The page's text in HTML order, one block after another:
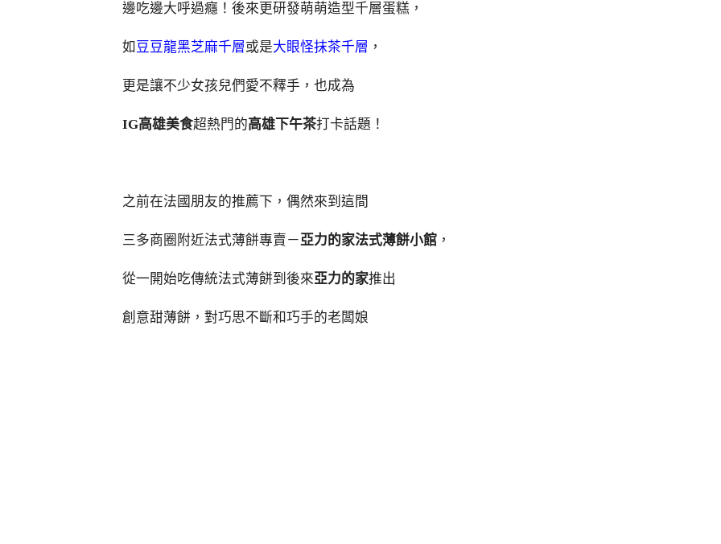
邊吃邊大呼過癮！後來更研發萌萌造型千層蛋糕，
如 豆豆龍黑芝麻千層或是大眼怪抹茶千層 ，
更是讓不少女孩兒們愛不釋手，也成為
IG高雄美食超熱門的高雄下午茶打卡話題！
之前在法國朋友的推薦下，偶然來到這間
三多商圈附近法式薄餅專賣－亞力的家法式薄餅小館 ，
從一開始吃傳統法式薄餅到後來亞力的家推出
創意甜薄餅，對巧思不斷和巧手的老闆娘